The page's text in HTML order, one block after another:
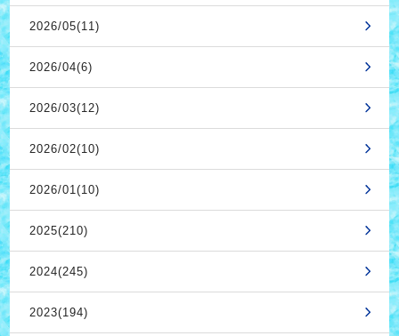
2026/05(11)
2026/04(6)
2026/03(12)
2026/02(10)
2026/01(10)
2025(210)
2024(245)
2023(194)